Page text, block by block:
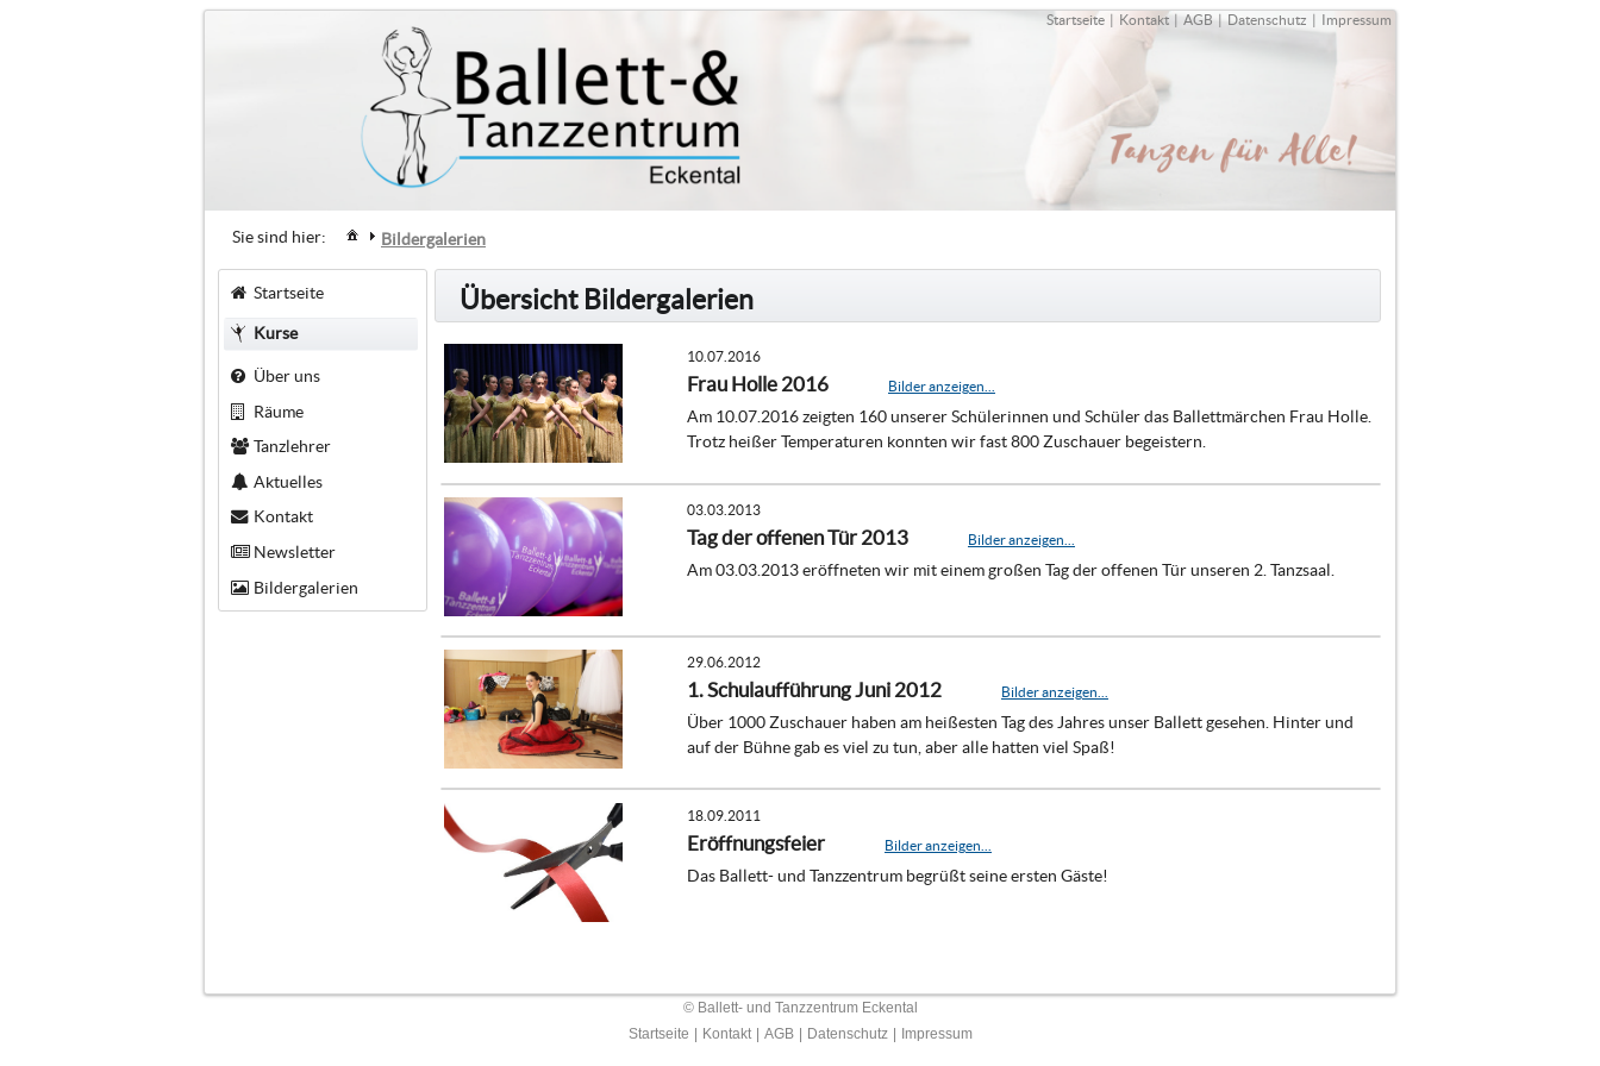
Startseite | Kontakt | AGB | Datenschutz | Impressum
Sie sind hier: Bildergalerien
Startseite
Kurse
Über uns
Räume
Tanzlehrer
Aktuelles
Kontakt
Newsletter
Bildergalerien
Übersicht Bildergalerien
10.07.2016
Frau Holle 2016 Bilder anzeigen...
Am 10.07.2016 zeigten 160 unserer Schülerinnen und Schüler das Ballettmärchen Frau Holle.
Trotz heißer Temperaturen konnten wir fast 800 Zuschauer begeistern.
03.03.2013
Tag der offenen Tür 2013 Bilder anzeigen...
Am 03.03.2013 eröffneten wir mit einem großen Tag der offenen Tür unseren 2. Tanzsaal.
29.06.2012
1. Schulaufführung Juni 2012 Bilder anzeigen...
Über 1000 Zuschauer haben am heißesten Tag des Jahres unser Ballett gesehen. Hinter und
auf der Bühne gab es viel zu tun, aber alle hatten viel Spaß!
18.09.2011
Eröffnungsfeier Bilder anzeigen...
Das Ballett- und Tanzzentrum begrüßt seine ersten Gäste!
© Ballett- und Tanzzentrum Eckental
Startseite
Kontakt AGB Datenschutz Impressum